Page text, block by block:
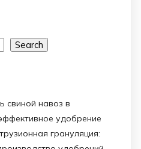
Search
свиной навоз в
удобрение
грануляция: